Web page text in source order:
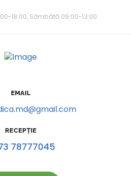
18:00, Sâmbătă 09:00-13:00
EMAIL
RECEPȚIE
78777045